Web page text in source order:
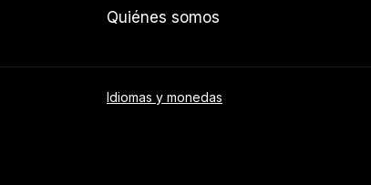
Quiénes somos
Idiomas y monedas